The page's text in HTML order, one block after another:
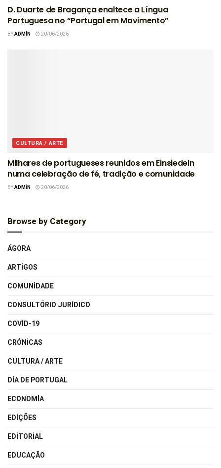
D. Duarte de Bragança enaltece a Língua
Portuguesa no “Portugal em Movimento”
BYADMIN 20/06/2026
CULTURA / ARTE
Milhares de portugueses reunidos em Einsiedeln
numa celebração de fé, tradição e comunidade
BYADMIN 20/06/2026
Browse by Category
ÁGORA
ARTIGOS
COMUNIDADE
CONSULTÓRIO JURÍDICO
COVID-19
CRÓNICAS
CULTURA / ARTE
DIA DE PORTUGAL
ECONOMIA
EDIÇÕES
EDITORIAL
EDUCAÇÃO